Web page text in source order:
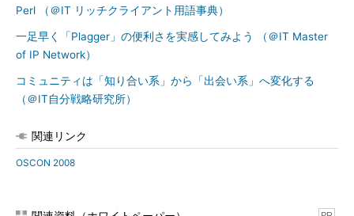
Perl （＠IT リッチクライアント用語事典）
一足早く「Plagger」の便利さを実感してみよう （＠IT Master
of IP Network）
コミュニティは「知り合い系」から「出会い系」へ変化する
（＠IT自分戦略研究所）
関連リンク
OSCON 2008